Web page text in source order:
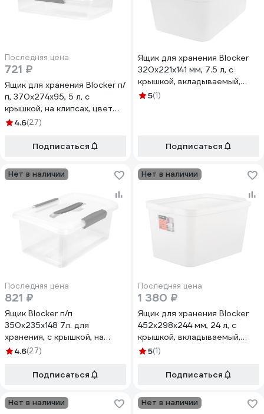
Последняя цена
721 ₽
Ящик для хранения Blocker п/
п, 370x274x95, 5 л, с
крышкой, на клипсах, цвет
прозрачный кристалл 36194
4.6(27)
Подписаться
Ящик для хранения Blocker
320х221х141 мм, 7.5 л, с
крышкой, вкладываемый,
матовый кристалл 34271
5(1)
Подписаться
Нет в наличии
Последняя цена
821 ₽
Ящик Blocker п/п
350х235х148 7л. для
хранения, с крышкой, на
клипсах, с ручками цв.
4.6(27)
Подписаться
Нет в наличии
Последняя цена
1 380 ₽
Ящик для хранения Blocker
452х298х244 мм, 24 л, с
крышкой, вкладываемый,
матовый кристалл 34273
5(1)
Подписаться
Нет в наличии Нет в наличии